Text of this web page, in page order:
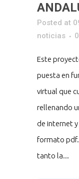
Posted at
noticias
Este
puesta en
virtual que
rellenando
de internet
formato
tanto la...